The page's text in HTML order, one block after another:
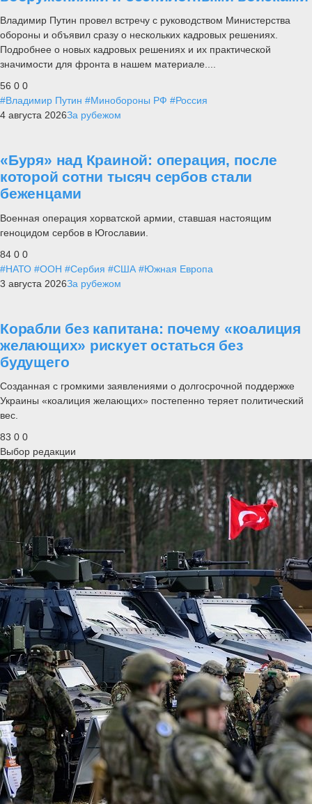
Владимир Путин провел встречу с руководством Министерства
обороны и объявил сразу о нескольких кадровых решениях.
Подробнее о новых кадровых решениях и их практической
значимости для фронта в нашем материале....
56 0 0
#Владимир Путин #Минобороны РФ #Россия
4 августа 2026За рубежом
«Буря» над Краиной: операция, после
которой сотни тысяч сербов стали
беженцами
Военная операция хорватской армии, ставшая настоящим
геноцидом сербов в Югославии.
84 0 0
#НАТО #ООН #Сербия #США #Южная Европа
3 августа 2026За рубежом
Корабли без капитана: почему «коалиция
желающих» рискует остаться без
будущего
Созданная с громкими заявлениями о долгосрочной поддержке
Украины «коалиция желающих» постепенно теряет политический
вес.
83 0 0
Выбор редакции